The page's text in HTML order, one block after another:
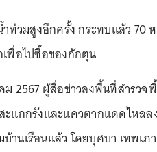
ท่วมสูงอีกครั้ง กระทบแล้ว 70
พื่อไปซื้อของกักตุน
ม 2567 ผู้สื่อข่าวลงพื้นที่สำรวจ
ะแกกรังและแควตากแดดไหลล
านเรือนแล้ว โดยบุศบา เทพเภ